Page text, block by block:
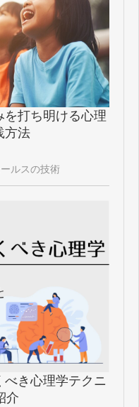
ラム
を打ち明ける心理
方法
ールスの技術
べき心理学テクニ
介